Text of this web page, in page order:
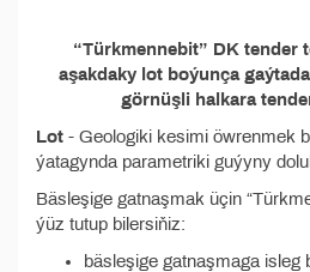
“Türkmennebit” DK tender
aşakdaky lot boýunça
görnüşli halkara
Lot - Geologiki kesimi öwrenmek
ýatagynda parametriki guýyny
Bäsleşige gatnaşmak üçin
ýüz tutup bilersiňiz:
bäsleşige gatnaşmaga isleg